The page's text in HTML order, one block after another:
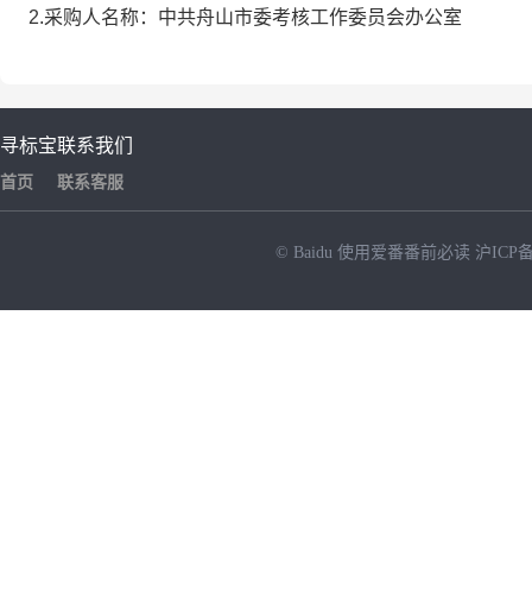
2.采购人名称： 中共舟山市委考核工作委员会办公室
寻标宝
首页
联系我们
联系客服
© Baidu 使用爱番番前必读 沪ICP